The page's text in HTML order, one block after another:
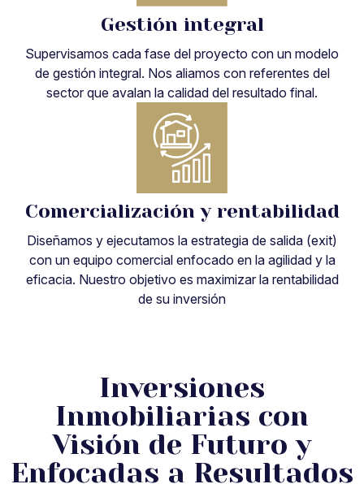
Gestión integral
Supervisamos cada fase del proyecto con un modelo
de gestión integral. Nos aliamos con referentes del
sector que avalan la calidad del resultado final.
Comercialización y rentabilidad
Diseñamos y ejecutamos la estrategia de salida (exit)
con un equipo comercial enfocado en la agilidad y la
eficacia. Nuestro objetivo es maximizar la rentabilidad
de su inversión
Inversiones
Inmobiliarias con
Visión de Futuro y
Enfocadas a Resultados